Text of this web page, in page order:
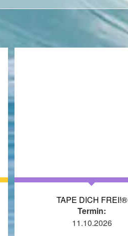
TAPE DICH FREI!®
Termin:
11.10.2026